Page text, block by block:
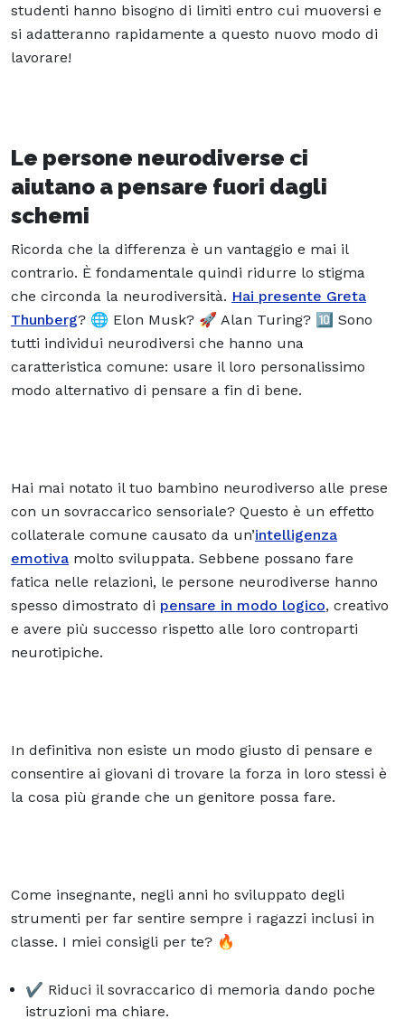
studenti hanno bisogno di limiti entro cui muoversi e
si adatteranno rapidamente a questo nuovo modo di
lavorare!
Le persone neurodiverse ci
aiutano a pensare fuori dagli
schemi
Ricorda che la differenza è un vantaggio e mai il
contrario. È fondamentale quindi ridurre lo stigma
che circonda la neurodiversità. Hai presente Greta
Thunberg? 🌐 Elon Musk? 🚀 Alan Turing? 🔟 Sono
tutti individui neurodiversi che hanno una
caratteristica comune: usare il loro personalissimo
modo alternativo di pensare a fin di bene.
Hai mai notato il tuo bambino neurodiverso alle prese
con un sovraccarico sensoriale? Questo è un effetto
collaterale comune causato da un’intelligenza
emotiva molto sviluppata. Sebbene possano fare
fatica nelle relazioni, le persone neurodiverse hanno
spesso dimostrato di pensare in modo logico, creativo
e avere più successo rispetto alle loro controparti
neurotipiche.
In definitiva non esiste un modo giusto di pensare e
consentire ai giovani di trovare la forza in loro stessi è
la cosa più grande che un genitore possa fare.
Come insegnante, negli anni ho sviluppato degli
strumenti per far sentire sempre i ragazzi inclusi in
classe. I miei consigli per te? 🔥
✔️ Riduci il sovraccarico di memoria dando poche
istruzioni ma chiare.